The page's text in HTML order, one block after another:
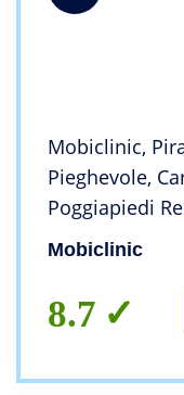
Mobiclinic,
Pieghevole,
Poggiapiedi
Piccole,
Mobiclinic
8.7